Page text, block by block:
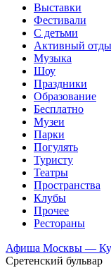
Выставки
Фестивали
С детьми
Активный
Музыка
Шоу
Праздники
Образование
Бесплатно
Музеи
Парки
Погулять
Туристу
Театры
Пространства
Клубы
Прочее
Рестораны
Афиша Москвы —
Сретенский бульвар